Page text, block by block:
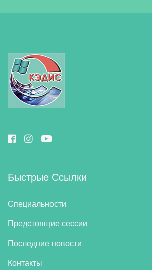
Быстрые Ссылки
Специальности
Предстоящие сессии
Последние новости
Контакты